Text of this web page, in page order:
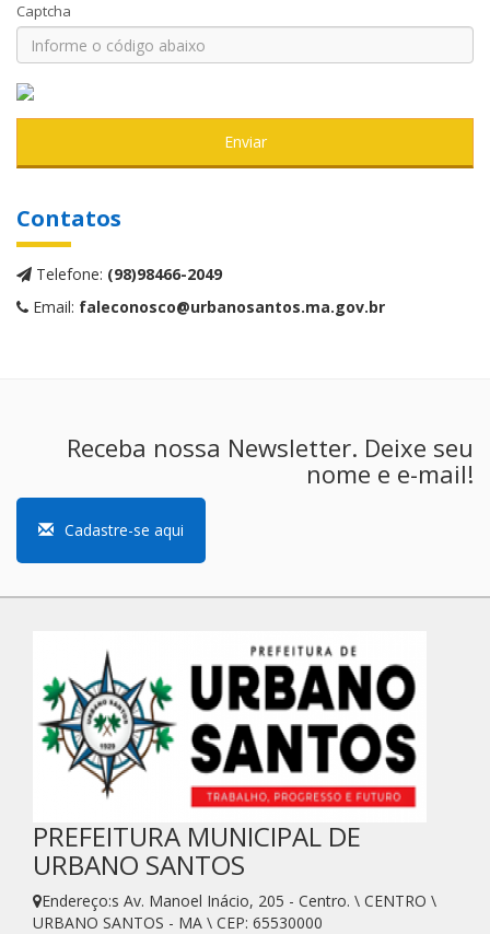
Captcha
Enviar
Contatos
Telefone: (98)98466-2049
Email: faleconosco@urbanosantos.ma.gov.br
Receba nossa Newsletter. Deixe seu
nome e e-mail!
Cadastre-se aqui
PREFEITURA MUNICIPAL DE
URBANO SANTOS
Endereço:s Av. Manoel Inácio, 205 - Centro. \ CENTRO \
URBANO SANTOS - MA \ CEP: 65530000